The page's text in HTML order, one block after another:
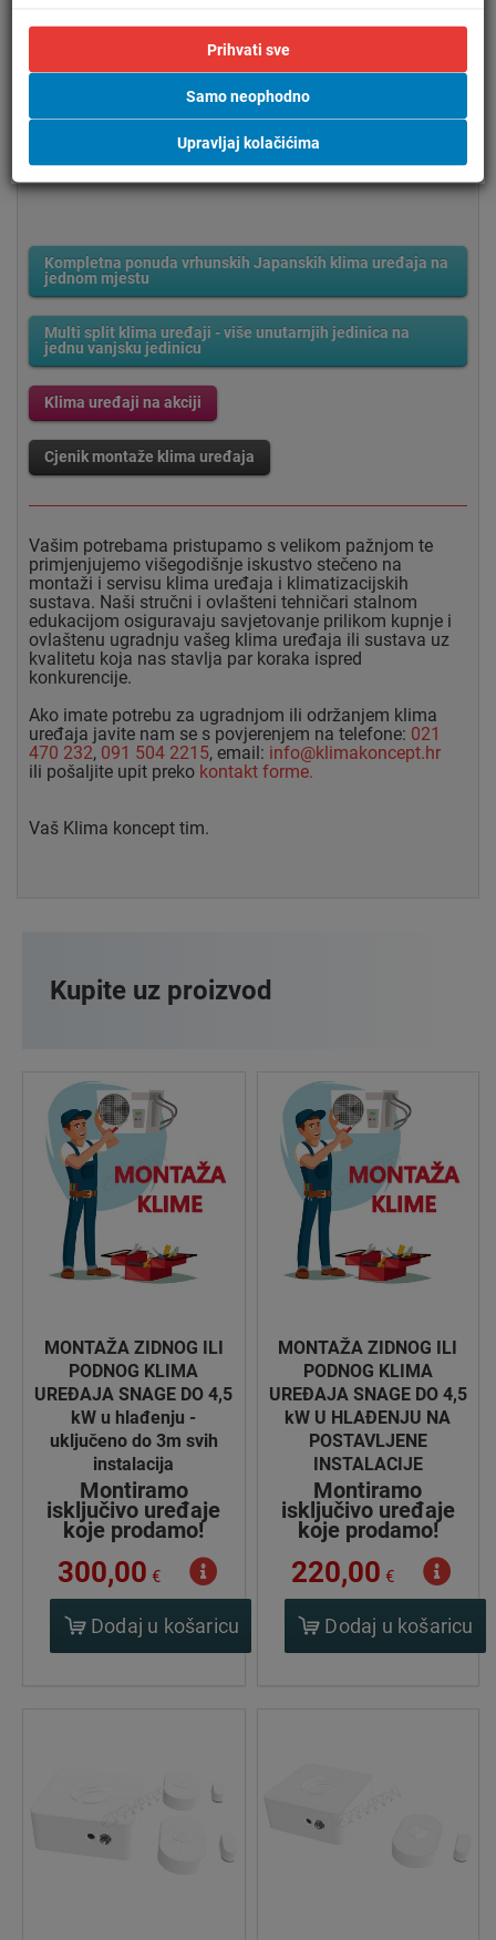
klima uređaji za prostor površine 30 do 35 m2
klima uređaji za prostor površine 35 do 40 m2
klima uređaji za prostor površine 40 do 45 m2
klima uređaji za prostor površine 45 do 50 m2
klima uređaji za prostor površine 50 do 55 m2
klima uređaji za prostor površine 55 do 60 m2
klima uređaji za prostor površine 60 do 65 m2
klima uređaji za prostor površine 65 do 70 m2
Kompletna ponuda vrhunskih Japanskih klima uređaja na
jednom mjestu
Multi split klima uređaji - više unutarnjih jedinica na
jednu vanjsku jedinicu
Klima uređaji na akciji
Cjenik montaže klima uređaja
Vašim potrebama pristupamo s velikom pažnjom te
primjenjujemo višegodišnje iskustvo stečeno na
montaži i servisu klima uređaja i klimatizacijskih
sustava. Naši stručni i ovlašteni tehničari stalnom
edukacijom osiguravaju savjetovanje prilikom kupnje i
ovlaštenu ugradnju vašeg klima uređaja ili sustava uz
kvalitetu koja nas stavlja par koraka ispred
konkurencije.
Ako imate potrebu za ugradnjom ili održanjem klima
uređaja javite nam se s povjerenjem na telefone: 021
470 232, 091 504 2215, email: info@klimakoncept.hr
ili pošaljite upit preko kontakt forme.
Vaš Klima koncept tim.
Kupite uz proizvod
MONTAŽA ZIDNOG ILI
PODNOG KLIMA
UREĐAJA SNAGE DO 4,5
kW u hlađenju -
uključeno do 3m svih
instalacija
Montiramo
isključivo uređaje
koje prodamo!
300,00 €
Dodaj u košaricu
MONTAŽA ZIDNOG ILI
PODNOG KLIMA
UREĐAJA SNAGE DO 4,5
kW U HLAĐENJU NA
POSTAVLJENE
INSTALACIJE
Montiramo
isključivo uređaje
koje prodamo!
220,00 €
Dodaj u košaricu
Prihvati sve
Samo neophodno
Upravljaj kolačićima